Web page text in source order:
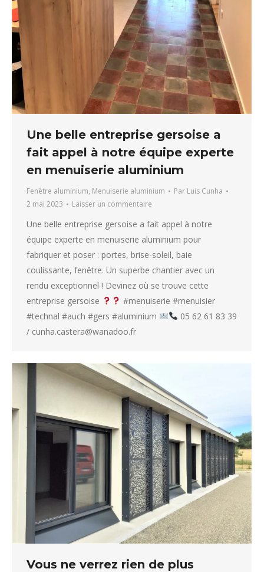
Une belle entreprise gersoise a
fait appel à notre équipe experte
en menuiserie aluminium
Fenêtre aluminium, Menuiserie aluminium Par Luis Cunha
2 mai 2023
Laisser un commentaire
Une belle entreprise gersoise a fait appel à notre
équipe experte en menuiserie aluminium pour
fabriquer et poser : portes, brise-soleil, baie
coulissante, fenêtre. Un superbe chantier avec un
rendu exceptionnel ! Devinez où se trouve cette
entreprise gersoise
#menuiserie #menuisier
#technal #auch #gers #aluminium
05 62 61 83 39
/ cunha.castera@wanadoo.fr
Vous ne verrez rien de plus